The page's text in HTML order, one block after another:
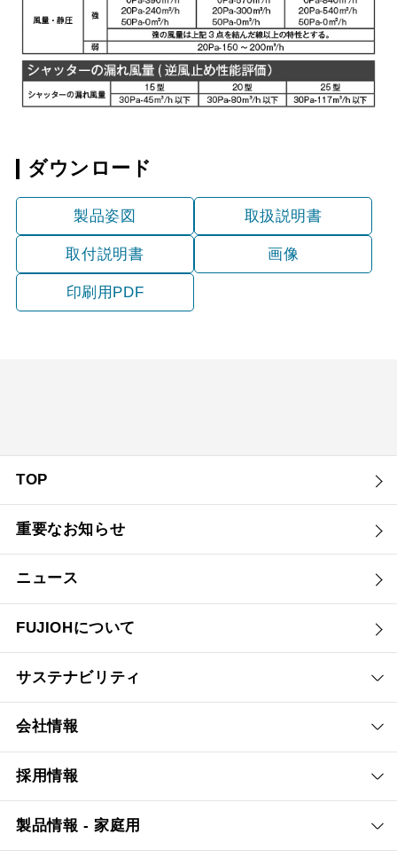
YMKP665-C350 BK ¥7,810（税抜価格 ￥
YMKP665-C350 W ¥7,810（税抜価格 ￥
YMKP665-C350
SBK
ダウンロード
製品姿図 取扱説明書
取付説明書 画像
印刷用PDF
TOP
重要なお知らせ
ニュース
FUJIOHについて
サステナビリティ
会社情報
採用情報
製品情報 - 家庭用